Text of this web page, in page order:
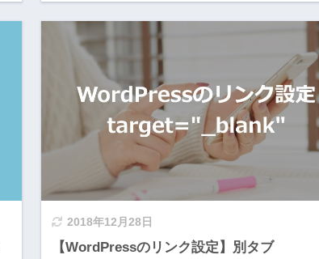
2018年12月28日
【WordPressのリンク設定】別タブ